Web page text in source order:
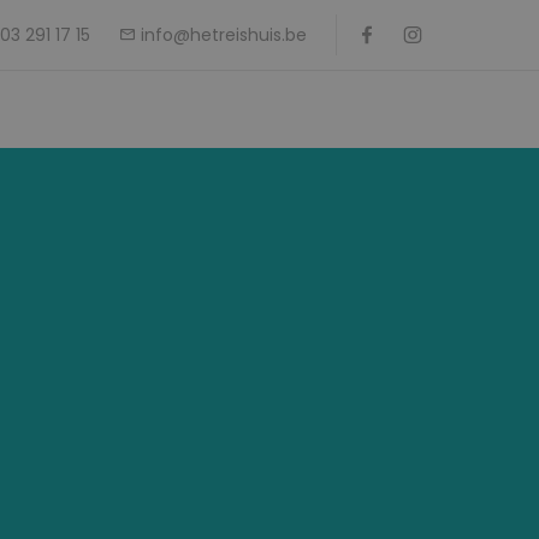
03 291 17 15 info@hetreishuis.be Follow us on
FACEBOOK